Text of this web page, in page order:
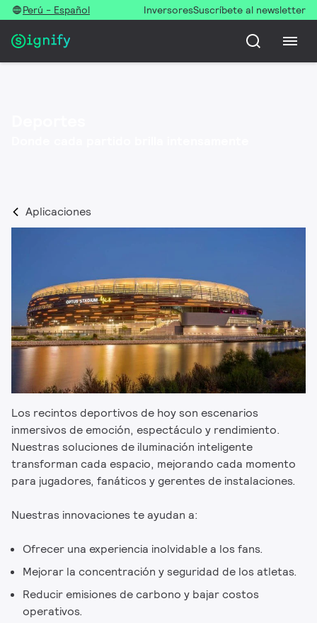
Perú - Español InversoresSuscríbete al newsletter
Aplicaciones
Los recintos deportivos de hoy son escenarios
inmersivos de emoción, espectáculo y rendimiento.
Nuestras soluciones de iluminación inteligente
transforman cada espacio, mejorando cada momento
para jugadores, fanáticos y gerentes de instalaciones.
Nuestras innovaciones te ayudan a:
Ofrecer una experiencia inolvidable a los fans.
Mejorar la concentración y seguridad de los atletas.
Reducir emisiones de carbono y bajar costos
operativos.